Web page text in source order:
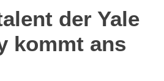
der Yale
kommt ans